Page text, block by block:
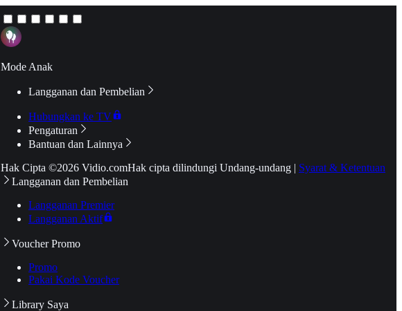
Mode Anak
Langganan dan Pembelian
Hubungkan ke TV
Pengaturan
Bantuan dan Lainnya
Hak Cipta ©2026 Vidio.comHak cipta dilindungi Undang-undang | Syarat & Ketentuan
Langganan dan Pembelian
Langganan Premier
Langganan Aktif
Voucher Promo
Promo
Pakai Kode Voucher
Library Saya